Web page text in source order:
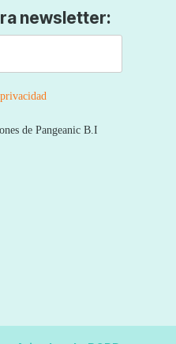
newsletter:
de Pangeanic B.I